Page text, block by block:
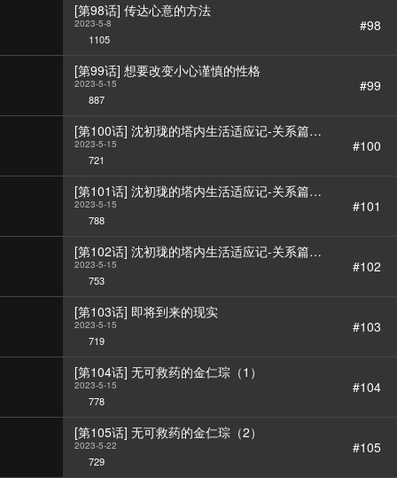
[第98话] 传达心意的方法
2023-5-8
1105
#98
[第99话] 想要改变小心谨慎的性格
2023-5-15
887
#99
[第100话] 沈初珑的塔内生活适应记-关系篇
（1）
2023-5-15
721
#100
[第101话] 沈初珑的塔内生活适应记-关系篇
（2）
2023-5-15
788
#101
[第102话] 沈初珑的塔内生活适应记-关系篇
（3）
2023-5-15
753
#102
[第103话] 即将到来的现实
2023-5-15
719
#103
[第104话] 无可救药的金仁琮（1）
2023-5-15
778
#104
[第105话] 无可救药的金仁琮（2）
2023-5-22
729
#105